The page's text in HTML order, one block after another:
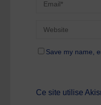
Save my name,
Ce site utilise